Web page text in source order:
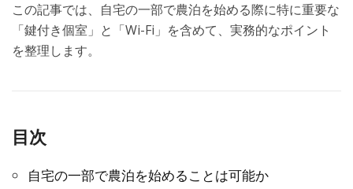
この記事では、自宅の一部で農泊を始める際に特に重要な
「鍵付き個室」と「Wi-Fi」を含めて、実務的なポイント
を整理します。
目次
自宅の一部で農泊を始めることは可能か